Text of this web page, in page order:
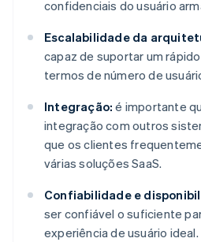
confidenciais do usuário
Escalabilidade da
capaz de suportar um
termos de número de
Integração: é importante
integração com outros
que os clientes
várias soluções SaaS.
Confiabilidade e
ser confiável o suficiente
experiência de usuário